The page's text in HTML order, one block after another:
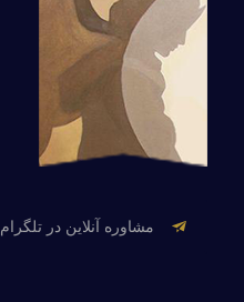
مشاوره آنلاین در تلگرام